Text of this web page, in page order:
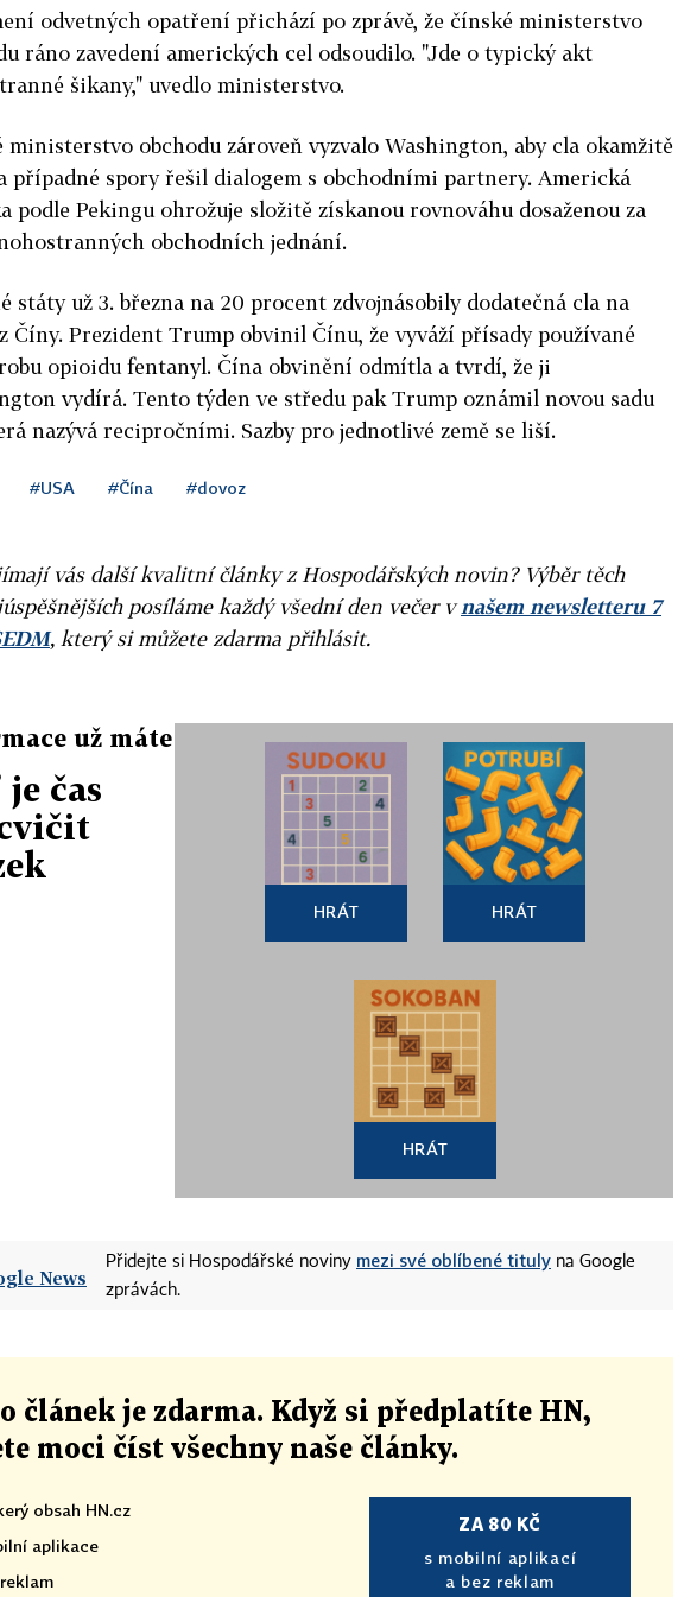
odvetných opatření přichází po zprávě, že čínské ministerstvo
ráno zavedení amerických cel odsoudilo. "Jde o typický akt
šikany," uvedlo ministerstvo.
ministerstvo obchodu zároveň vyzvalo Washington, aby cla okamžitě
případné spory řešil dialogem s obchodními partnery. Americká
podle Pekingu ohrožuje složitě získanou rovnováhu dosaženou za
obchodních jednání.
státy už 3. března na 20 procent zdvojnásobily dodatečná cla na
Číny. Prezident Trump obvinil Čínu, že vyváží přísady používané
opioidu fentanyl. Čína obvinění odmítla a tvrdí, že ji
vydírá. Tento týden ve středu pak Trump oznámil novou sadu
nazývá recipročními. Sazby pro jednotlivé země se liší.
#USA #Čína #dovoz
vás další kvalitní články z Hospodářských novin? Výběr těch
posíláme každý všední den večer vnašem newsletteru 7
, který si můžete zdarma přihlásit.
už máte
je čas
HRÁT HRÁT
HRÁT
Přidejte si Hospodářské noviny mezi své oblíbené tituly na Google
zprávách.
článek je zdarma. Když si předplatíte HN,
moci číst všechny naše články.
obsah HN.cz
aplikace
ZA 80 KČ
s mobilní aplikací
a bez reklam